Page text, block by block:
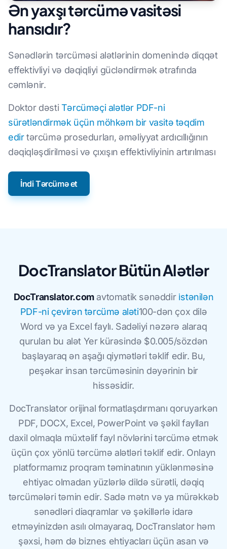
Ən yaxşı tərcümə vasitəsi
hansıdır?
Sənədlərin tərcüməsi alətlərinin domenində diqqət
effektivliyi və dəqiqliyi gücləndirmək ətrafında
cəmlənir.
Doktor dəstiTərcüməçi alətlər PDF-ni
sürətləndirmək üçün möhkəm bir vasitə təqdim
edirtərcümə prosedurları, əməliyyat ardıcıllığının
dəqiqləşdirilməsi və çıxışın effektivliyinin artırılması
İndi Tərcümə et
DocTranslator Bütün Alətlər
DocTranslator.comavtomatik sənəddir i̇stənilən
PDF-ni çevirən tərcümə aləti100-dən çox dilə
Word və ya Excel faylı. Sadəliyi nəzərə alaraq
qurulan bu alət Yer kürəsində $0.005/sözdən
başlayaraq ən aşağı qiymətləri təklif edir. Bu,
peşəkar insan tərcüməsinin dəyərinin bir
hissəsidir.
DocTranslator orijinal formatlaşdırmanı qoruyarkən
PDF, DOCX, Excel, PowerPoint və şəkil faylları
daxil olmaqla müxtəlif fayl növlərini tərcümə etmək
üçün çox yönlü tərcümə alətləri təklif edir. Onlayn
platformamız proqram təminatının yüklənməsinə
ehtiyac olmadan yüzlərlə dildə sürətli, dəqiq
tərcümələri təmin edir. Sadə mətn və ya mürəkkəb
sənədləri diaqramlar və şəkillərlə idarə
etməyinizdən asılı olmayaraq, DocTranslator həm
şəxsi, həm də biznes ehtiyacları üçün asan və